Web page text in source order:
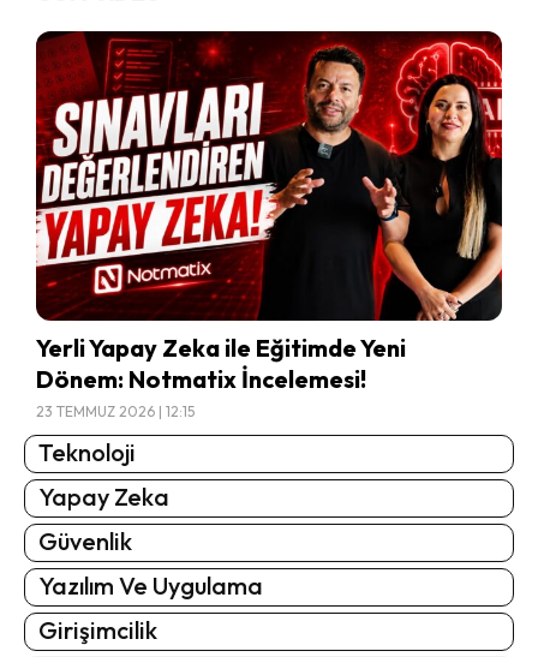
Yerli Yapay Zeka ile Eğitimde Yeni
Dönem: Notmatix İncelemesi!
23 TEMMUZ 2026 | 12:15
Teknoloji
Yapay Zeka
Güvenlik
Yazılım Ve Uygulama
Girişimcilik